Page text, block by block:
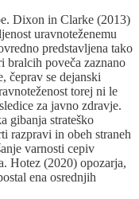
Dixon in Clarke (2013)
uravnoteženemu
predstavljena tako
bralcih poveča zaznano
čeprav se dejanski
torej ni le
za javno zdravje.
gibanja strateško
razpravi in obeh straneh
varnosti cepiv
Hotez (2020) opozarja,
ena osrednjih